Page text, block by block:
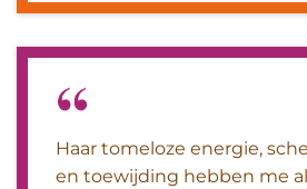
Haar tomeloze energie,
en toewijding hebben me